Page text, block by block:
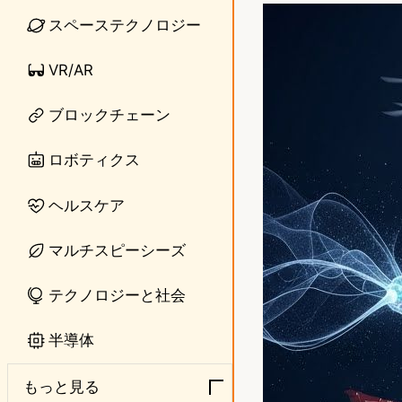
スペーステクノロジー
VR/AR
ブロックチェーン
ロボティクス
ヘルスケア
マルチスピーシーズ
テクノロジーと社会
半導体
もっと見る
o
d